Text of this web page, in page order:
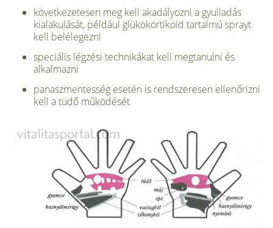
következetesen meg kell akadályozni a gyulladás
kialakulását, például glükokortikoid tartalmú sprayt
kell belélegezni
speciális légzési technikákat kell megtanulni és
alkalmazni
panaszmentesség esetén is rendszeresen ellenőrizni
kell a tüdő működését